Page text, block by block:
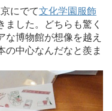
にでて文化学園服飾
ました。どちらも驚く
な博物館が想像を越え
の中心なんだなと羨ま